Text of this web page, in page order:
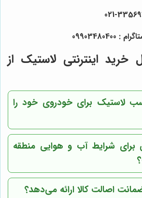
خرید اینترنتی لاستیک از
لاستیک برای خودروی خود را
برای شرایط آب و هوایی منطقه
اصالت کالا ارائه می‌دهد؟